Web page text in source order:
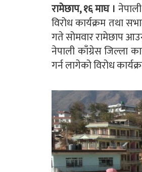
रामेछाप, १६ माघ ।
विरोध कार्यक्रम तथा
गते सोमवार रामेछाप
नेपाली काँग्रेस जिल्ला
गर्न लागेको विरोध